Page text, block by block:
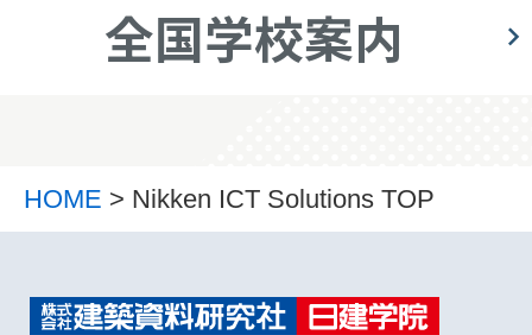
全国学校案内
HOME > Nikken ICT Solutions TOP